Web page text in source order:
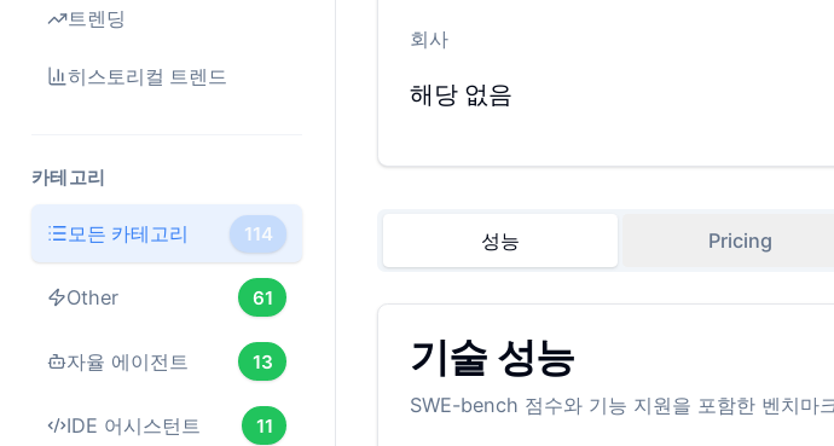
트렌딩
히스토리컬 트렌드
카테고리
모든 카테고리 114
Other 61
자율 에이전트 13
IDE 어시스턴트 11
회사
해당 없음
성능 Pricing
기술 성능
SWE-bench 점수와 기능 지원을 포함한 벤치마